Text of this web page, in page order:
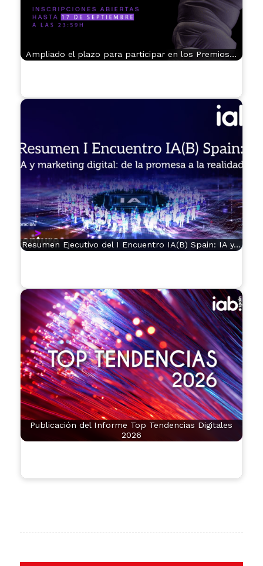
Ampliado el plazo para participar en los Premios…
Resumen Ejecutivo del I Encuentro IA(B) Spain: IA y…
Publicación del Informe Top Tendencias Digitales
2026